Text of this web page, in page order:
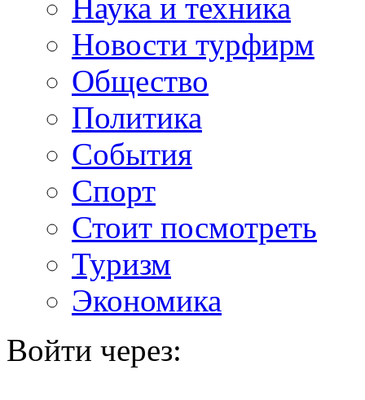
Наука и техника
Новости турфирм
Общество
Политика
События
Спорт
Стоит посмотреть
Туризм
Экономика
Войти через: